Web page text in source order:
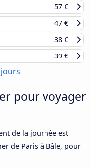
57 €
47 €
38 €
39 €
pour voyager
de la journée est
de Paris à Bâle, pour